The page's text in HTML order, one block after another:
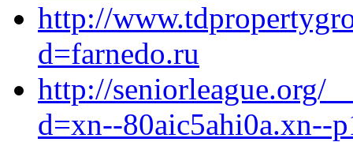
http://
d=farnedo.ru
http://seniorleague.org/
d=xn--80aic5ahi0a.xn--